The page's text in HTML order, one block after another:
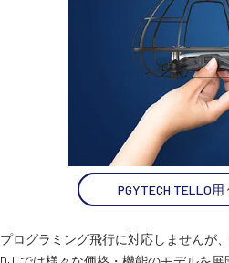
PGYTECH TELLO
プログラミング飛行に対応しませんが